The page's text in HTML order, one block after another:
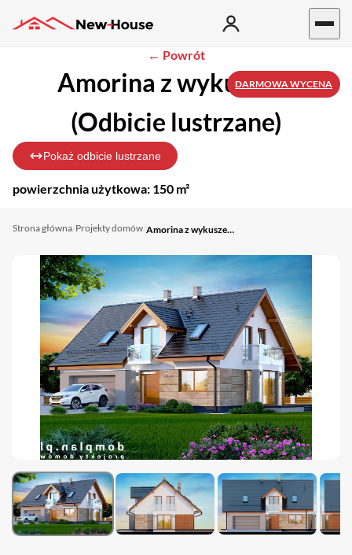
← Powrót
Amorina z wykuszem
(Odbicie lustrzane)
Pokaż odbicie lustrzane
powierzchnia użytkowa: 150 m²
Strona główna/Projekty domów/ Amorina z wykuszem (Odbicie lustrzane)
DARMOWA WYCENA